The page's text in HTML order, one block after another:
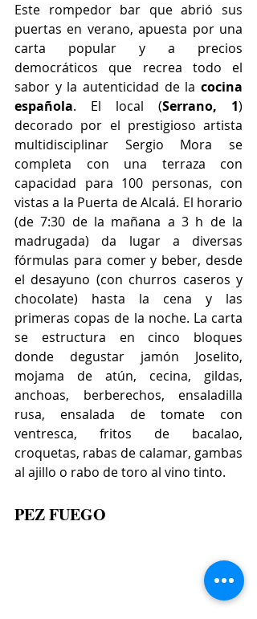
Este rompedor bar que abrió sus
puertas en verano, apuesta por una
carta popular y a precios
democráticos que recrea todo el
sabor y la autenticidad de la cocina
española. El local (Serrano, 1)
decorado por el prestigioso artista
multidisciplinar Sergio Mora se
completa con una terraza con
capacidad para 100 personas, con
vistas a la Puerta de Alcalá. El horario
(de 7:30 de la mañana a 3 h de la
madrugada) da lugar a diversas
fórmulas para comer y beber, desde
el desayuno (con churros caseros y
chocolate) hasta la cena y las
primeras copas de la noche. La carta
se estructura en cinco bloques
donde degustar jamón Joselito,
mojama de atún, cecina, gildas,
anchoas, berberechos, ensaladilla
rusa, ensalada de tomate con
ventresca, fritos de bacalao,
croquetas, rabas de calamar, gambas
al ajillo o rabo de toro al vino tinto.
PEZ FUEGO